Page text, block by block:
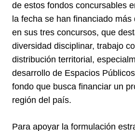
de estos fondos concursables
la fecha se han financiado
en sus tres concursos, que
diversidad disciplinar, trabajo
distribución territorial,
desarrollo de Espacios
fondo que busca financiar un
región del país.
Para apoyar la formulación